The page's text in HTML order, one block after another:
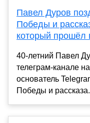
Павел Дуров
Победы и
который прошёл
40-летний Павел
телеграм-канале
основатель
Победы и